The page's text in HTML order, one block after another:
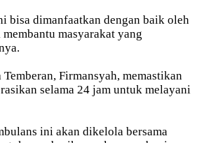
bisa dimanfaatkan dengan baik oleh
masyarakat yang
Firmansyah, memastikan
selama 24 jam untuk melayani
ini akan dikelola bersama